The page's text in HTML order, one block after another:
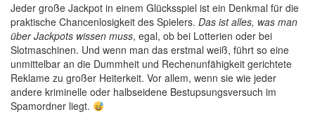
Jeder große Jackpot in einem Glücksspiel ist ein Denkmal für die
praktische Chancenlosigkeit des Spielers. Das ist alles, was man
über Jackpots wissen muss, egal, ob bei Lotterien oder bei
Slotmaschinen. Und wenn man das erstmal weiß, führt so eine
unmittelbar an die Dummheit und Rechenunfähigkeit gerichtete
Reklame zu großer Heiterkeit. Vor allem, wenn sie wie jeder
andere kriminelle oder halbseidene Bestupsungsversuch im
Spamordner liegt.